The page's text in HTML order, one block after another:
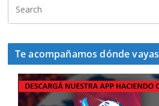
Te acompañamos dónde vayas